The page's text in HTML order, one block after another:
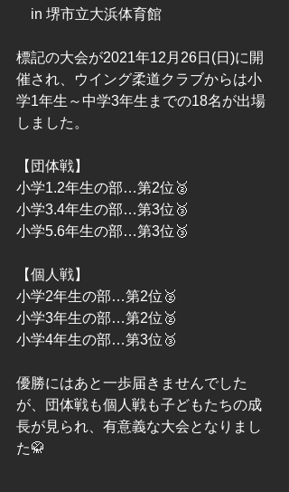
in 堺市立大浜体育館
標記の大会が2021年12月26日(日)に開
催され、ウイング柔道クラブからは小
学1年生～中学3年生までの18名が出場
しました。
【団体戦】
小学1.2年生の部…第2位🥈
小学3.4年生の部…第3位🥉
小学5.6年生の部…第3位🥉
【個人戦】
小学2年生の部…第2位🥈
小学3年生の部…第2位🥈
小学4年生の部…第3位🥉
優勝にはあと一歩届きませんでした
が、団体戦も個人戦も子どもたちの成
長が見られ、有意義な大会となりまし
た🥋